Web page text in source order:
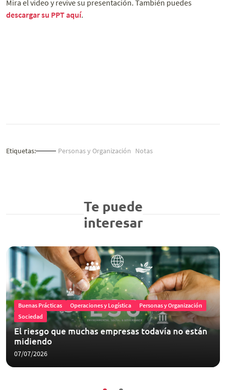
Mira el video y revive su presentación. También puedes
descargar su PPT aquí.
Etiquetas: Personas y Organización Notas
Te puede
interesar
Buenas Prácticas Operaciones y Logística
Personas y Organización
Sociedad
El riesgo que muchas empresas todavía no están
midiendo
07/07/2026